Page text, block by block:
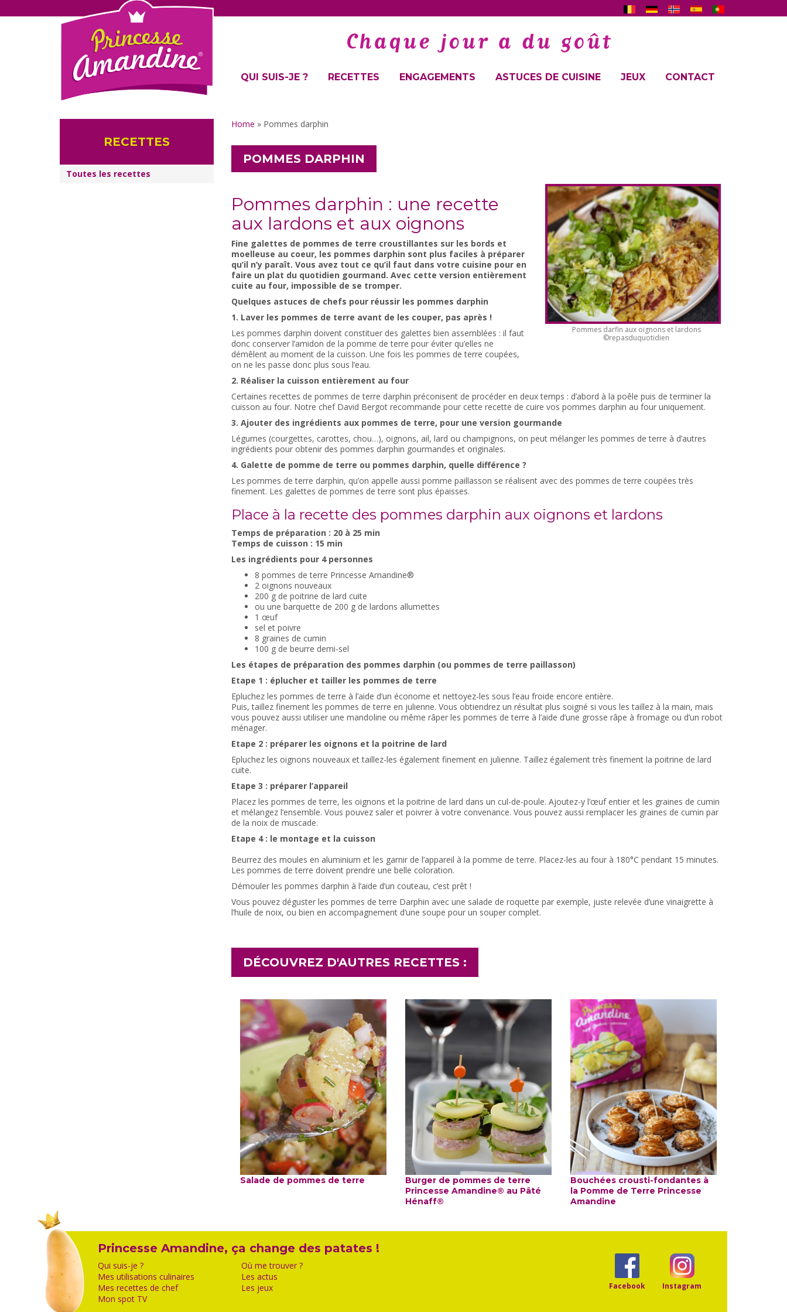
QUI SUIS-JE ? RECETTES ENGAGEMENTS ASTUCES DE CUISINE JEUX CONTACT
Home » Pommes darphin
POMMES DARPHIN
Pommes darfin aux oignons et lardons
©repasduquotidien
Pommes darphin : une recette
aux lardons et aux oignons
Fine galettes de pommes de terre croustillantes sur les bords et
moelleuse au coeur, les pommes darphin sont plus faciles à préparer
qu’il n’y paraît. Vous avez tout ce qu’il faut dans votre cuisine pour en
faire un plat du quotidien gourmand. Avec cette version entièrement
cuite au four, impossible de se tromper.
Quelques astuces de chefs pour réussir les pommes darphin
1. Laver les pommes de terre avant de les couper, pas après !
Les pommes darphin doivent constituer des galettes bien assemblées : il faut
donc conserver l’amidon de la pomme de terre pour éviter qu’elles ne
démêlent au moment de la cuisson. Une fois les pommes de terre coupées,
on ne les passe donc plus sous l’eau.
2. Réaliser la cuisson entièrement au four
Certaines recettes de pommes de terre darphin préconisent de procéder en deux temps : d’abord à la poêle puis de terminer la
cuisson au four. Notre chef David Bergot recommande pour cette recette de cuire vos pommes darphin au four uniquement.
3. Ajouter des ingrédients aux pommes de terre, pour une version gourmande
Légumes (courgettes, carottes, chou…), oignons, ail, lard ou champignons, on peut mélanger les pommes de terre à d’autres
ingrédients pour obtenir des pommes darphin gourmandes et originales.
4. Galette de pomme de terre ou pommes darphin, quelle différence ?
Les pommes de terre darphin, qu’on appelle aussi pomme paillasson se réalisent avec des pommes de terre coupées très
finement. Les galettes de pommes de terre sont plus épaisses.
Place à la recette des pommes darphin aux oignons et lardons
Temps de préparation : 20 à 25 min
Temps de cuisson : 15 min
Les ingrédients pour 4 personnes
8 pommes de terre Princesse Amandine®
2 oignons nouveaux
200 g de poitrine de lard cuite
ou une barquette de 200 g de lardons allumettes
1 œuf
sel et poivre
8 graines de cumin
100 g de beurre demi-sel
Les étapes de préparation des pommes darphin (ou pommes de terre paillasson)
Etape 1 : éplucher et tailler les pommes de terre
Epluchez les pommes de terre à l’aide d’un économe et nettoyez-les sous l’eau froide encore entière.
Puis, taillez finement les pommes de terre en julienne. Vous obtiendrez un résultat plus soigné si vous les taillez à la main, mais
vous pouvez aussi utiliser une mandoline ou même râper les pommes de terre à l’aide d’une grosse râpe à fromage ou d’un robot
ménager.
Etape 2 : préparer les oignons et la poitrine de lard
Epluchez les oignons nouveaux et taillez-les également finement en julienne. Taillez également très finement la poitrine de lard
cuite.
Etape 3 : préparer l’appareil
Placez les pommes de terre, les oignons et la poitrine de lard dans un cul-de-poule. Ajoutez-y l’œuf entier et les graines de cumin
et mélangez l’ensemble. Vous pouvez saler et poivrer à votre convenance. Vous pouvez aussi remplacer les graines de cumin par
de la noix de muscade.
Etape 4 : le montage et la cuisson
Beurrez des moules en aluminium et les garnir de l’appareil à la pomme de terre. Placez-les au four à 180°C pendant 15 minutes.
Les pommes de terre doivent prendre une belle coloration.
Démouler les pommes darphin à l’aide d’un couteau, c’est prêt !
Vous pouvez déguster les pommes de terre Darphin avec une salade de roquette par exemple, juste relevée d’une vinaigrette à
l’huile de noix, ou bien en accompagnement d’une soupe pour un souper complet.
DÉCOUVREZ D'AUTRES RECETTES :
Salade de pommes de terre
Burger de pommes de terre
Princesse Amandine® au Pâté
Hénaff®
Bouchées crousti-fondantes à
la Pomme de Terre Princesse
Amandine
RECETTES
Toutes les recettes
Princesse Amandine, ça change des patates !
Qui suis-je ?
Où me trouver ?
Mes utilisations culinaires
Les actus
Mes recettes de chef
Les jeux
Mon spot TV
Facebook Instagram